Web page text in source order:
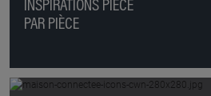
INSPIRATIONS PIÈCE
PAR PIÈCE